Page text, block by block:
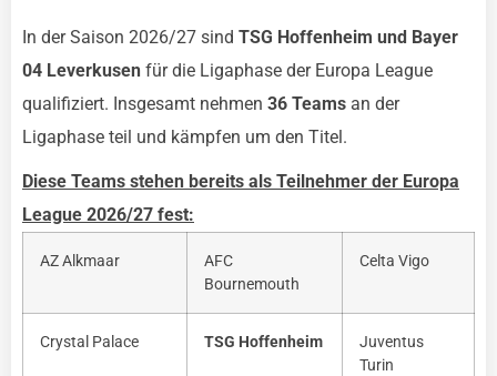
In der Saison 2026/27 sind TSG Hoffenheim und Bayer
04 Leverkusen für die Ligaphase der Europa League
qualifiziert. Insgesamt nehmen 36 Teams an der
Ligaphase teil und kämpfen um den Titel.
Diese Teams stehen bereits als Teilnehmer der Europa
League 2026/27 fest:
AZ Alkmaar
AFC
Bournemouth
Celta Vigo
Crystal Palace TSG Hoffenheim
Juventus
Turin